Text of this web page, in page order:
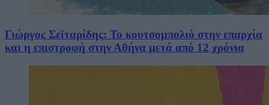
Γιώργος Σεϊταρίδης: Το κουτσομπολιό στην επαρχία
και η επιστροφή στην Αθήνα μετά από 12 χρόνια